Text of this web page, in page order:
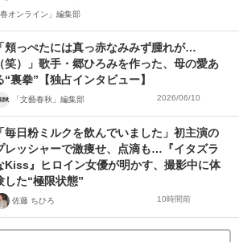
春オンライン」編集部
「頬っぺたには真っ赤なみみず腫れが…
（笑）」歌手・郷ひろみを作った、母の愛あ
“裏拳”【独占インタビュー】
「文藝春秋」編集部 2026/06/10
「毎日粉ミルクを飲んでいました」初主演の
レッシャーで激痩せ、点滴も…『イタズラ
Kiss』ヒロイン女優が明かす、撮影中に体
した“極限状態”
佐藤 ちひろ 10時間前